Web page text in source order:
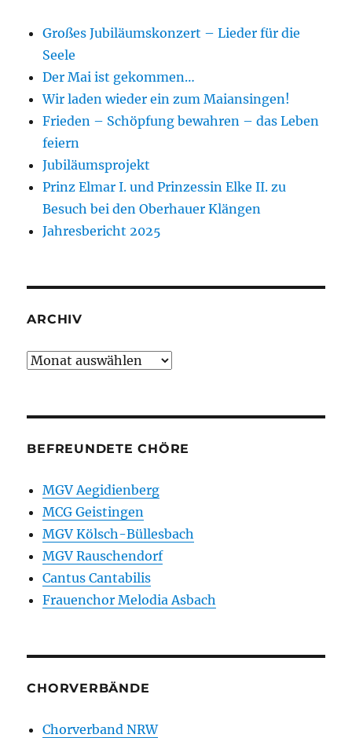
Großes Jubiläumskonzert – Lieder für die
Seele
Der Mai ist gekommen…
Wir laden wieder ein zum Maiansingen!
Frieden – Schöpfung bewahren – das Leben
feiern
Jubiläumsprojekt
Prinz Elmar I. und Prinzessin Elke II. zu
Besuch bei den Oberhauer Klängen
Jahresbericht 2025
ARCHIV
Archiv
BEFREUNDETE CHÖRE
MGV Aegidienberg
MCG Geistingen
MGV Kölsch-Büllesbach
MGV Rauschendorf
Cantus Cantabilis
Frauenchor Melodia Asbach
CHORVERBÄNDE
Chorverband NRW